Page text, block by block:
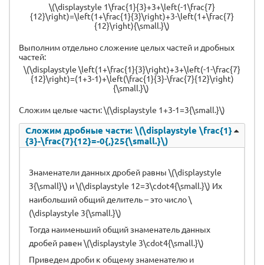
\(\displaystyle 1\frac{1}{3}+3+\left(-1\frac{7}
{12}\right)=\left(1+\frac{1}{3}\right)+3-\left(1+\frac{7}
{12}\right){\small.}\)
Выполним отдельно сложение целых частей и дробных
частей:
\(\displaystyle \left(1+\frac{1}{3}\right)+3+\left(-1-\frac{7}
{12}\right)=(1+3-1)+\left(\frac{1}{3}-\frac{7}{12}\right)
{\small.}\)
Сложим целые части: \(\displaystyle 1+3-1=3{\small.}\)
Сложим дробные части: \(\displaystyle \frac{1}
{3}-\frac{7}{12}=-0{,}25{\small.}\)
Знаменатели данных дробей равны \(\displaystyle
3{\small}\) и \(\displaystyle 12=3\cdot4{\small.}\) Их
наибольший общий делитель – это число \
(\displaystyle 3{\small.}\)
Тогда наименьший общий знаменатель данных
дробей равен \(\displaystyle 3\cdot4{\small.}\)
Приведем дроби к общему знаменателю и